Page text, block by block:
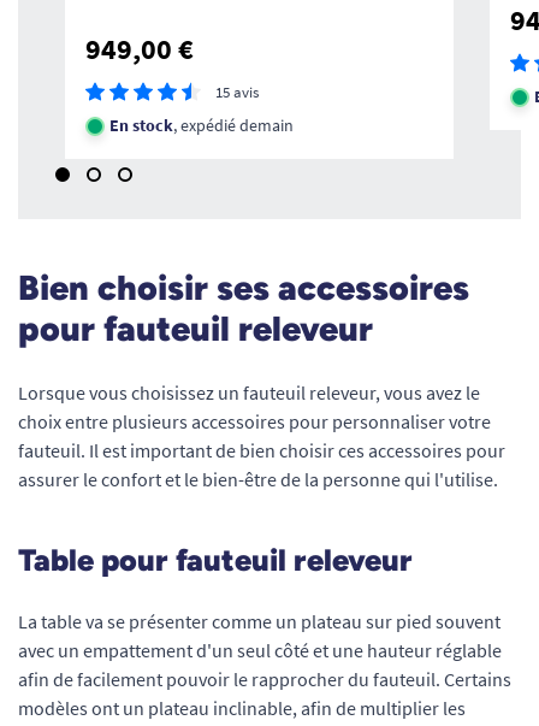
949,00 €
15 avis
En stock, expédié demain
Bien choisir ses accessoires
pour fauteuil releveur
Lorsque vous choisissez un fauteuil releveur, vous avez le
choix entre plusieurs accessoires pour personnaliser votre
fauteuil. Il est important de bien choisir ces accessoires pour
assurer le confort et le bien-être de la personne qui l'utilise.
Table pour fauteuil releveur
La table va se présenter comme un plateau sur pied souvent
avec un empattement d'un seul côté et une hauteur réglable
afin de facilement pouvoir le rapprocher du fauteuil. Certains
modèles ont un plateau inclinable, afin de multiplier les